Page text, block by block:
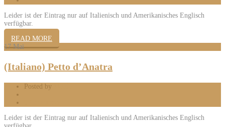
Leider ist der Eintrag nur auf Italienisch und Amerikanisches Englisch
verfügbar.
READ MORE
17 Mai
(Italiano) Petto d’Anatra
Posted by
Leider ist der Eintrag nur auf Italienisch und Amerikanisches Englisch